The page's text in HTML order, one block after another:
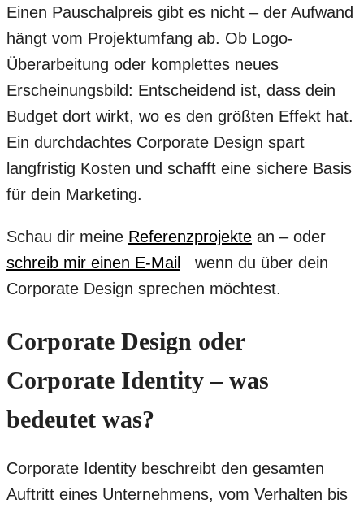
Einen Pauschalpreis gibt es nicht – der Aufwand
hängt vom Projektumfang ab. Ob Logo-
Überarbeitung oder komplettes neues
Erscheinungsbild: Entscheidend ist, dass dein
Budget dort wirkt, wo es den größten Effekt hat.
Ein durchdachtes Corporate Design spart
langfristig Kosten und schafft eine sichere Basis
für dein Marketing.
Schau dir meine Referenzprojekte an – oder
schreib mir einen E-Mail
wenn du über dein
Corporate Design sprechen möchtest.
Corporate Design oder
Corporate Identity – was
bedeutet was?
Corporate Identity beschreibt den gesamten
Auftritt eines Unternehmens, vom Verhalten bis